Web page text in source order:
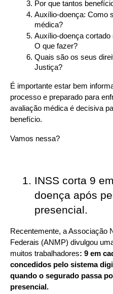
Por que tantos
Auxílio-doença: Como
médica?
Auxílio-doença
O que fazer?
Quais são os seus
Justiça?
É importante estar bem
processo e preparado para
avaliação médica é decisiva
benefício.
Vamos nessa?
INSS corta 9
doença após
presencial.
Recentemente, a Associação
Federais (ANMP) divulgou
muitos trabalhadores: 9 em
concedidos pelo sistema
quando o segurado passa
presencial.